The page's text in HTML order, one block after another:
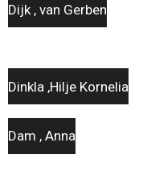
Dijk , van Gerben
Dinkla ,Hilje Kornelia
Dam , Anna